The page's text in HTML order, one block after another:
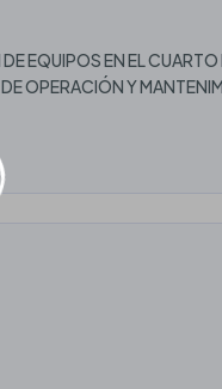
EQUIPOS EN EL
OPERACIÓN Y